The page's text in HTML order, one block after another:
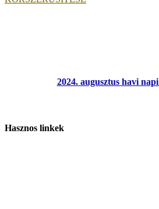
2024. augusztus havi
Hasznos linkek